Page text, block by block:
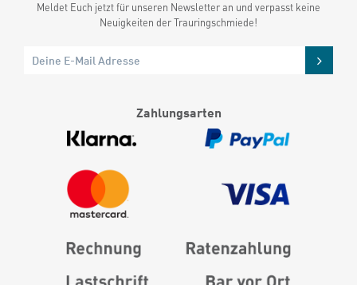
Meldet Euch jetzt für unseren Newsletter an und verpasst keine
Neuigkeiten der Trauringschmiede!
Zahlungsarten